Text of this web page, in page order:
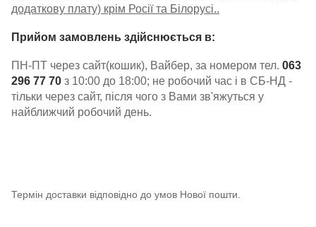
додаткову плату) крім Росії та Білорусі..
Прийом замовлень здійснюється в:
ПН-ПТ через сайт(кошик), Вайбер, за номером тел. 063
296 77 70 з 10:00 до 18:00; не робочий час і в СБ-НД -
тільки через сайт, після чого з Вами зв'яжуться у
найближчий робочий день.
Термін доставки відповідно до умов Нової пошти.